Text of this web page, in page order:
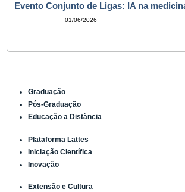
Evento Conjunto de Ligas: IA na
01/06/2026
Graduação
Pós-Graduação
Educação a Distância
Plataforma Lattes
Iniciação Científica
Inovação
Extensão e Cultura